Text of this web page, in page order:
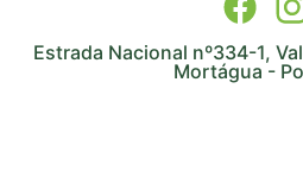
Estrada Nacional nº334-1,
Mortágua -